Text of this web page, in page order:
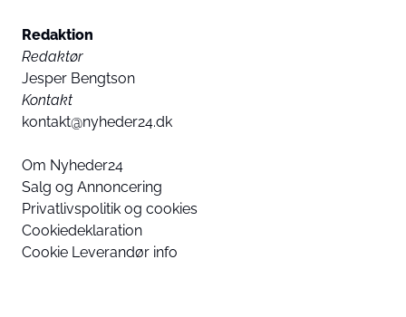
Redaktion
Redaktør
Jesper Bengtson
Kontakt
kontakt@nyheder24.dk
Om Nyheder24
Salg og Annoncering
Privatlivspolitik og cookies
Cookiedeklaration
Cookie Leverandør info